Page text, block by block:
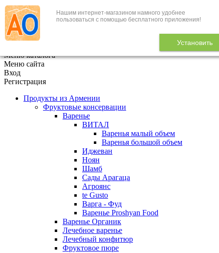
Нашим интернет-магазином намного удобнее
пользоваться с помощью бесплатного приложения!
Установить
+7 (495) 646-888-1
В корзине 0
Меню каталога
Меню сайта
Вход
Регистрация
Продукты из Армении
Фруктовые консервации
Варенье
ВИТАЛ
Варенья малый объем
Варенья большой объем
Иджеван
Ноян
Шамб
Сады Арагаца
Агроянс
te Gusto
Варга - Фуд
Варенье Proshyan Food
Варенье Органик
Лечебное варенье
Лечебный конфитюр
Фруктовое пюре